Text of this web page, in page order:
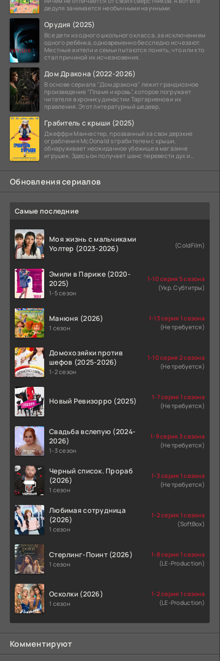
дедуля занимается необычными научными
Орудия (2025)
Все дети из одного школьного класса, за исключением
одного ребёнка, одновременно бесследно исчезают.
Местные жители и семьи пытаются понять, что или кто
стал причиной их исчезновения.
Дом Дракона (2022-2026)
В основе сериала "Дом дракона" лежит грандиозное
произведение "Пламя и кровь", которое погружает
читателя в хронику династии Таргариенов и их
правления. Этот литературный шедевр,
Грабитель с крыши (2025)
Джеффри Манчестер, прозванный за свои дерзкие
ограбления McDonald s грабителем с крыши,
обнаруживает неожиданное убежище в магазине
игрушек. Здесь он получает шанс перевести дух и
Обновления сериалов
Самые последние
Моя жизнь с мальчиками
Уолтер (2023-2026)
(ColdFilm)
Эмили в Париже (2020-
2025)
1-5 сезон
1-10 серия 5 сезона
(Укр. Субтитры)
Манюня (2026)
1 сезон
1-13 серия 1 сезона
(Не требуется)
Домохозяйки против
шефов (2025-2026)
1-2 сезон
1-10 серия 2 сезона
(Не требуется)
Новый Ревизорро (2025)
1-7 серия 1 сезона
(Не требуется)
Свадьба вслепую (2024-
2026)
1-3 сезон
1-9 серия 3 сезона
(Не требуется)
Черный список. Прораб
(2026)
1 сезон
1-3 серия 1 сезона
(Не требуется)
Любимая сотрудница
(2026)
1 сезон
1-2 серия 1 сезона
(SoftBox)
Стерлинг-Поинт (2026)
1 сезон
1-8 серия 1 сезона
(LE-Production)
Осколки (2026)
1 сезон
1-2 серия 1 сезона
(LE-Production)
Комментируют